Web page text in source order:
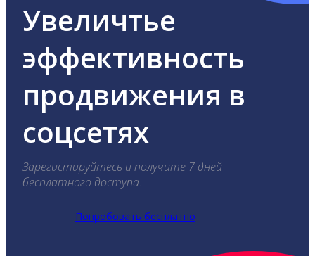
Увеличтье
эффективность
продвижения в
соцсетях
Зарегистируйтесь и получите 7 дней
бесплатного доступа.
Попробовать бесплатно